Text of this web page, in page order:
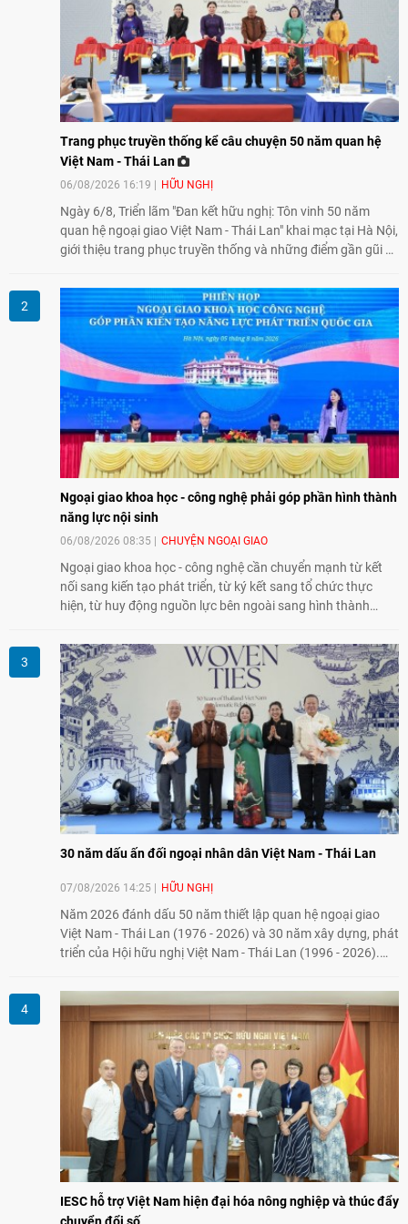
Trang phục truyền thống kể câu chuyện 50 năm quan hệ
Việt Nam - Thái Lan
06/08/2026 16:19 HỮU NGHỊ
Ngày 6/8, Triển lãm "Đan kết hữu nghị: Tôn vinh 50 năm
quan hệ ngoại giao Việt Nam - Thái Lan" khai mạc tại Hà Nội,
giới thiệu trang phục truyền thống và những điểm gần gũi về
giao lưu nhân dân trong chặng đường nửa thế kỷ quan hệ
song phương.
Ngoại giao khoa học - công nghệ phải góp phần hình thành
năng lực nội sinh
06/08/2026 08:35 CHUYỆN NGOẠI GIAO
Ngoại giao khoa học - công nghệ cần chuyển mạnh từ kết
nối sang kiến tạo phát triển, từ ký kết sang tổ chức thực
hiện, từ huy động nguồn lực bên ngoài sang hình thành
nghệ, đổi mới sáng tạo và chuyển đổi số trở thành động lực
phát triển đất nước.
30 năm dấu ấn đối ngoại nhân dân Việt Nam - Thái Lan
07/08/2026 14:25 HỮU NGHỊ
Năm 2026 đánh dấu 50 năm thiết lập quan hệ ngoại giao
Việt Nam - Thái Lan (1976 - 2026) và 30 năm xây dựng, phát
triển của Hội hữu nghị Việt Nam - Thái Lan (1996 - 2026).
tình hữu nghị, đồng thời từng bước mở rộng hoạt động từ
giao lưu truyền thống sang kết nối địa phương, doanh
nghiệp, giáo dục, văn hóa và thế hệ trẻ, góp phần tăng
cường sự hiểu biết và hợp tác giữa nhân dân hai nước.
IESC hỗ trợ Việt Nam hiện đại hóa nông nghiệp và thúc đẩy
chuyển đổi số